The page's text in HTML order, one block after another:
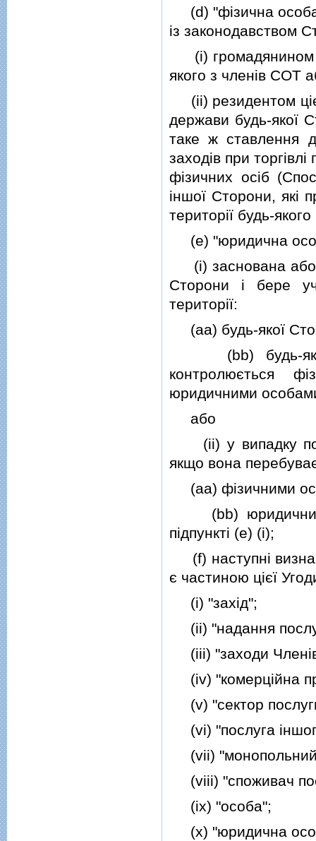
(d) "фiзична особа
iз законодавством
(i) громадянином
якого з членiв СОТ
(ii) резидентом
держави будь-якої
таке ж ставлення
заходiв при торгiвлi
фiзичних осiб
iншої Сторони, якi
територiї будь-
(e) "юридична
(i) заснована або
Сторони i бере
територiї:
(aa) будь-якої
(bb) будь-
контролюється
юридичними
або
(ii) у випадку
якщо вона
(aa) фiзичними
(bb) юридичними
пiдпунктi (e) (i);
(f) наступнi
є частиною цiєї
(i) "захiд";
(ii) "надання
(iii) "заходи
(iv) "комерцiйна
(v) "сектор
(vi) "послуга
(vii) "монопольний
(viii) "споживач
(ix) "особа";
(x) "юридична